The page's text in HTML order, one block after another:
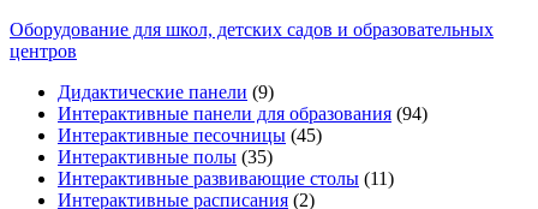
Оборудование для школ, детских садов и образовательных
центров
Дидактические панели (9)
Интерактивные панели для образования (94)
Интерактивные песочницы (45)
Интерактивные полы (35)
Интерактивные развивающие столы (11)
Интерактивные расписания (2)